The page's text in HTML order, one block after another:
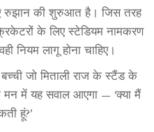
रुझान की शुरुआत है। जिस तरह
के लिए स्टेडियम नामकरण
नियम लागू होना चाहिए।
जो मिताली राज के स्टैंड के
मन में यह सवाल आएगा — ‘क्या मैं
हूं?’